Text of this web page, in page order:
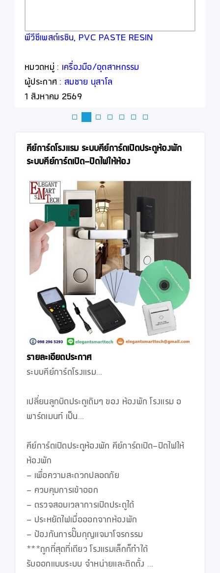
พีวีซีเพสต์เรซิน, PVC PASTE RESIN
หมวดหมู่ : เครื่องมือ/อุตสาหกรรม
ผู้ประกาศ : สมชาย นุสาโล
1 สิงหาคม 2569
คีย์การ์ดโรงแรม ระบบคีย์การ์ดเปิดประตูห้องพัก
ระบบคีย์การ์ดเปิด-ปิดไฟให้ห้อง
รายละเอียดประกาศ
ระบบคีย์การ์ดโรงแรม...
เปลี่ยนลูกบิดประตูเดิมๆ ของ ห้องพัก โรงแรม อ
พาร์ตเมนท์ เป็น...
คีย์การ์ดเปิดประตูห้องพัก คีย์การ์ดเปิด-ปิดไฟให้
ห้องพัก
- เพื่อความสะดวกปลอดภัย
- ควบคุมการเข้าออก
- ตรวจสอบเวลาการเปิดประตูได้
- ประหยัดไฟเมื่อออกจากห้องพัก
- ป้องกันการปั๊มกุญแจมาโจรกรรม
***ถูกที่สุดที่เดียว โรงแรมเล็กก็ทำได้
รับออกแบบระบบ จำหน่ายและติดตั้ง ...